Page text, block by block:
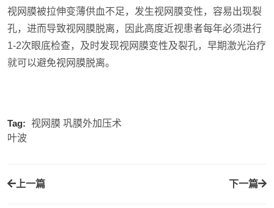
视网膜被拉伸变薄供血不足，发生视网膜变性，容易出现裂
孔，进而导致视网膜脱离，因此高度近视患者每年必须进行
1-2次眼底检查，及时发现视网膜变性及裂孔，早期激光治疗
就可以避免视网膜脱离。
Tag: 视网膜 巩膜外加压术
叶波
上一篇 下一篇